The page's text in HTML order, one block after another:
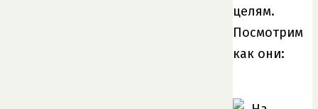
целям.
Посмотрим
как они: